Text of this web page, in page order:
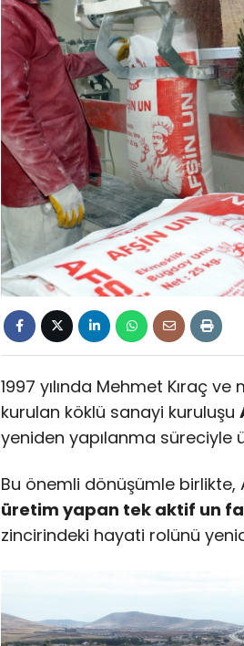
1997 yılında Mehmet Kıraç
kurulan köklü sanayi kuruluşu
yeniden yapılanma süreciyle
Bu önemli dönüşümle birlikte,
üretim yapan tek aktif un
zincirindeki hayati rolünü